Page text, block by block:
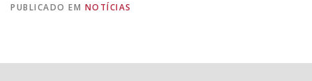
PUBLICADO EM NOTÍCIAS